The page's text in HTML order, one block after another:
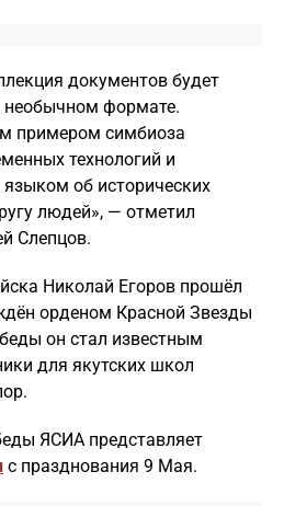
документов будет
необычном формате.
примером симбиоза
технологий и
об исторических
людей», — отметил
Слепцов.
Николай Егоров прошёл
орденом Красной Звезды
он стал известным
для якутских школ
ЯСИА представляет
с празднования 9 Мая.